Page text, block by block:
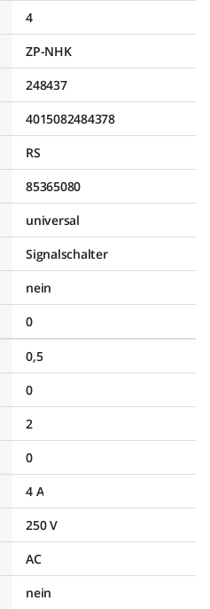
4
ZP-NHK
248437
4015082484378
RS
85365080
universal
Signalschalter
nein
0
0,5
0
2
0
4 A
250 V
AC
nein